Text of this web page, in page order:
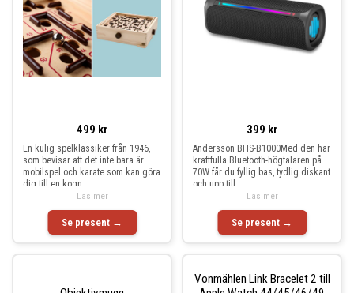
499 kr
En kulig spelklassiker från 1946,
som bevisar att det inte bara är
mobilspel och karate som kan göra
dig till en kogn
Se present →
Läs mer
399 kr
Andersson BHS-B1000Med den här
kraftfulla Bluetooth-högtalaren på
70W får du fyllig bas, tydlig diskant
och upp till
Se present →
Läs mer
Vonmählen Link Bracelet 2 till